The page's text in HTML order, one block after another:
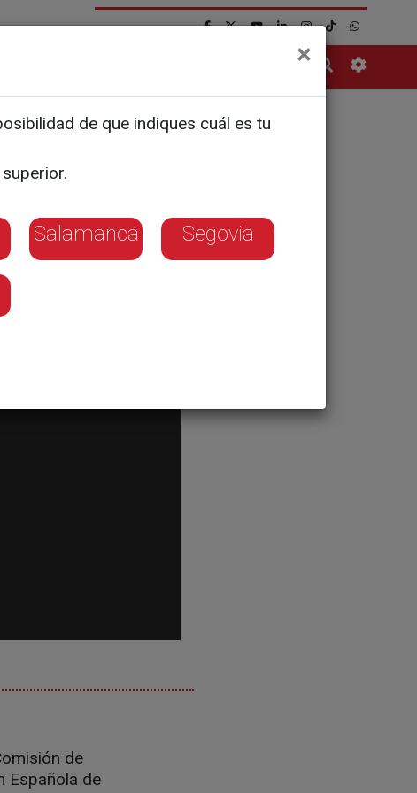
de
Española de
×
de que indiques cuál es tu
Salamanca Segovia